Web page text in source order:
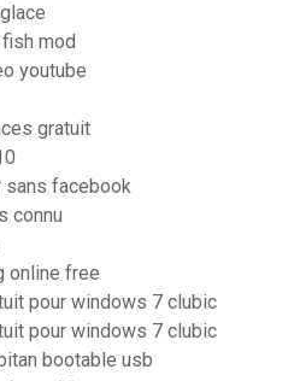
mod
youtube
gratuit
sans facebook
connu
online free
pour windows 7 clubic
pour windows 7 clubic
bootable usb